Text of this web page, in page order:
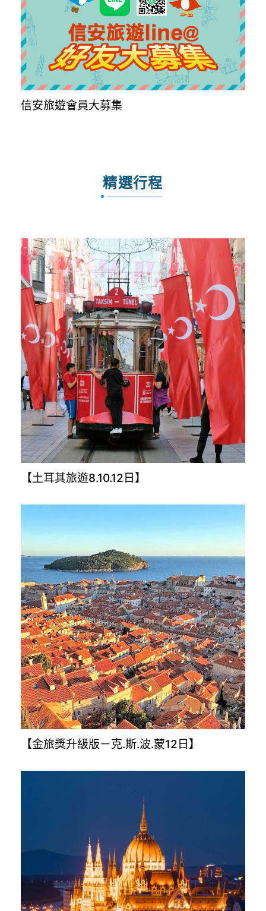
2026台灣國際秋季旅遊展8/21-8/24 攤位
B915/917 (點擊諮詢)
信安旅遊會員大募集
精選行程
【土耳其旅遊8.10.12日】